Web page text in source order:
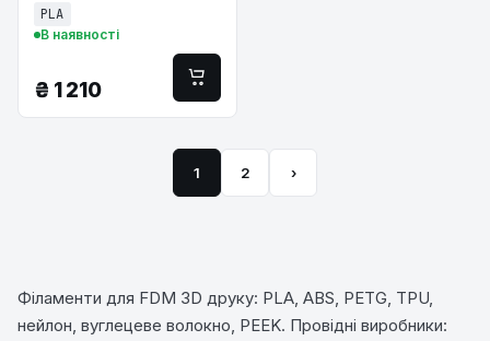
PLA
В наявності
₴ 1 210
1 2 ›
Філаменти для FDM 3D друку: PLA, ABS, PETG, TPU,
нейлон, вуглецеве волокно, PEEK. Провідні виробники: